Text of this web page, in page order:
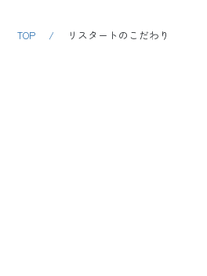
TOP / リスタートのこだわり